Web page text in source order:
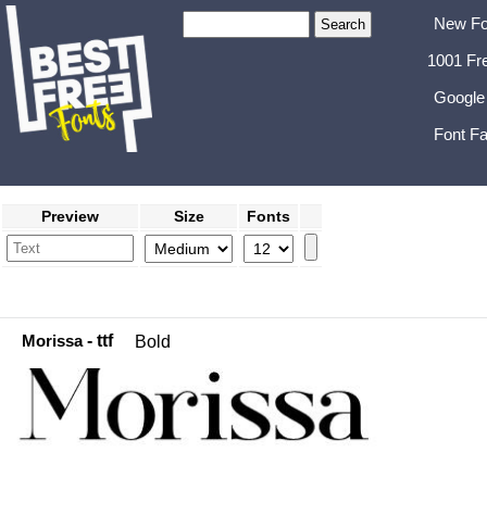
New
1001
Font
Preview Size Fonts
Morissa- ttf Bold